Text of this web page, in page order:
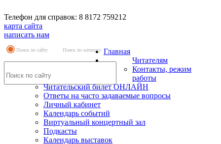
Телефон для справок: 8 8172 759212
карта сайта
написать нам
Поиск по сайту Поиск по каталогу Главная
Читателям
Контакты, режим
работы
Читательский билет ОНЛАЙН
Ответы на часто задаваемые вопросы
Личный кабинет
Календарь событий
Виртуальный концертный зал
Подкасты
Календарь выставок